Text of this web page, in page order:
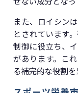
また、ロイシン
とされています
制御に役立ち、
があります。こ
る補完的な役割を